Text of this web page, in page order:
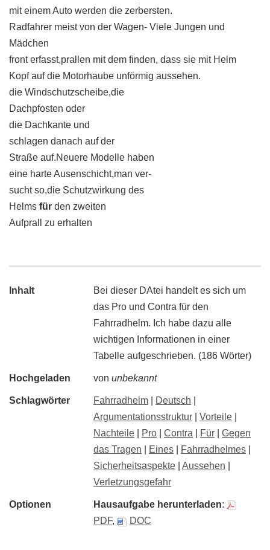
mit einem Auto werden die zerbersten.
Radfahrer meist von der Wagen- Viele Jungen und
Mädchen
front erfasst,prallen mit dem finden, dass sie mit Helm
Kopf auf die Motorhaube unförmig aussehen.
die Windschutzscheibe,die
Dachpfosten oder
die Dachkante und
schlagen danach auf der
Straße auf.Neuere Modelle haben
eine harte Ausenschicht,man ver-
sucht so,die Schutzwirkung des
Helms für den zweiten
Aufprall zu erhalten
Inhalt
Bei dieser DAtei handelt es sich um
das Pro und Contra für den
Fahrradhelm. Ich habe dazu alle
wichtigen Informationen in einer
Tabelle aufgeschrieben. (186 Wörter)
Hochgeladen von unbekannt
Schlagwörter Fahrradhelm Deutsch
Argumentationsstruktur
Vorteile
Nachteile
Pro Contra Für
Gegen
das Tragen
Eines Fahrradhelmes
Sicherheitsaspekte
Aussehen
Verletzungsgefahr
Optionen Hausaufgabe herunterladen:
PDF, DOC